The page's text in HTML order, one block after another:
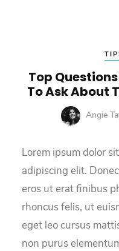
Top
To Ask About
Angie
Lorem ipsum dolor
adipiscing elit.
eros ut erat finibus
rhoncus felis, ut
eget leo cursus
non purus